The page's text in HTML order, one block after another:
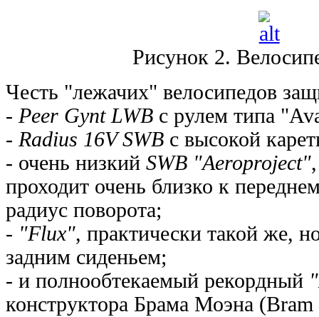
Рисунок 2.
Честь "лежачих" велосипедов
- Peer Gynt LWB с рулем типа
- Radius 16V SWB с высокой
- очень низкий SWB "Aeroproject"
проходит очень близко к
радиус поворота;
- "Flux", практически такой же,
задним сиденьем;
- и полнообтекаемый рекордный
конструктора Брама Моэна